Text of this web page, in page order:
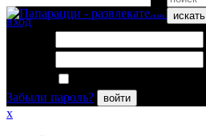
искать
вход
Забыли пароль?
войти
x